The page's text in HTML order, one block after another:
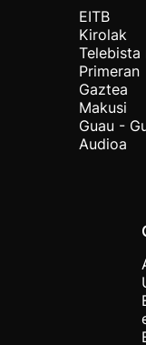
EITB
Kirolak
Telebista
Primeran
Gaztea
Makusi
Guau -
Audioa